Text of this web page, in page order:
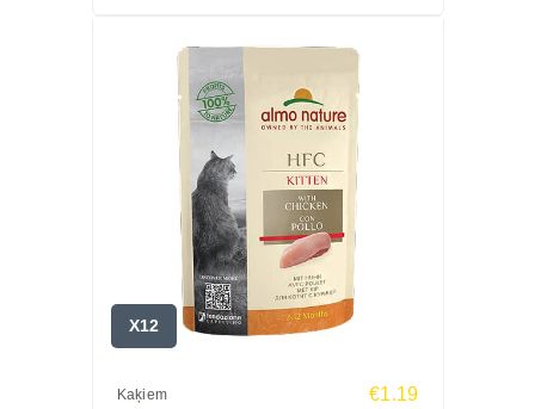
X12
Kaķiem €1.19